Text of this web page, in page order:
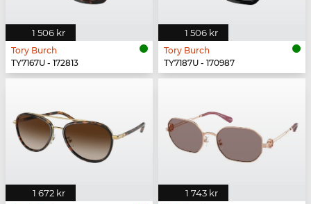
1 506 kr
Tory Burch
TY7167U - 172813
1 506 kr
Tory Burch
TY7187U - 170987
1 672 kr 1 743 kr